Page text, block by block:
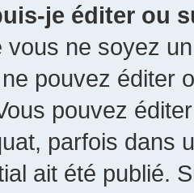
je éditer ou
vous ne soyez
pouvez éditer
pouvez
parfois dans
ait été publié.